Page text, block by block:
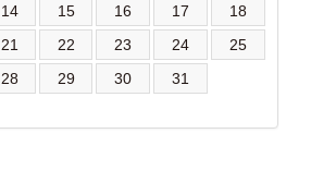
14 15 16 17
18
21 22 23 24
25
28 29 30
31